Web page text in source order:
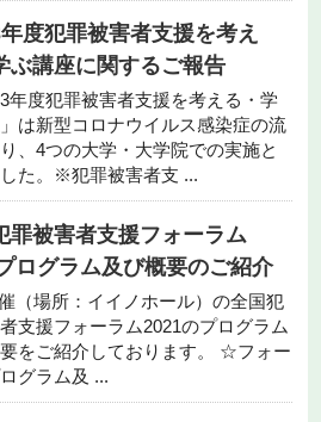
度犯罪被害者支援を考え
ぶ講座に関するご報告
3年度犯罪被害者支援を考える・学
は新型コロナウイルス感染症の流
、4つの大学・大学院での実施と
た。※犯罪被害者支 ...
罪被害者支援フォーラム
ログラム及び概要のご紹介
（場所：イイノホール）の全国犯
支援フォーラム2021のプログラム
をご紹介しております。 ☆フォー
グラム及 ...